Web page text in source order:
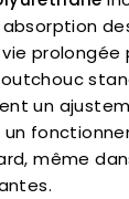
prolongée
un
même